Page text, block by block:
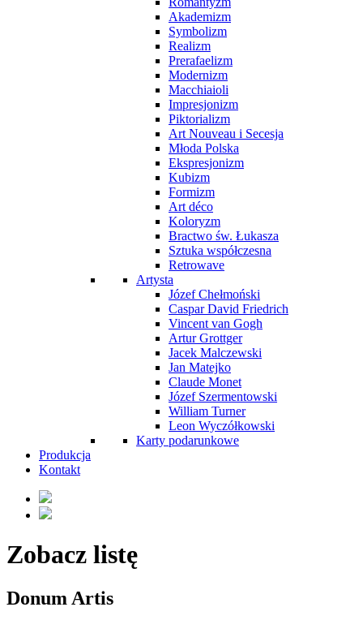
Akademizm
Symbolizm
Realizm
Prerafaelizm
Modernizm
Macchiaioli
Impresjonizm
Piktorializm
Art Nouveau i Secesja
Młoda Polska
Ekspresjonizm
Kubizm
Formizm
Art déco
Koloryzm
Bractwo św. Łukasza
Sztuka współczesna
Retrowave
Artysta
Józef Chełmoński
Caspar David Friedrich
Vincent van Gogh
Artur Grottger
Jacek Malczewski
Jan Matejko
Claude Monet
Józef Szermentowski
William Turner
Leon Wyczółkowski
Karty podarunkowe
Produkcja
Kontakt
Zobacz listę
Donum Artis